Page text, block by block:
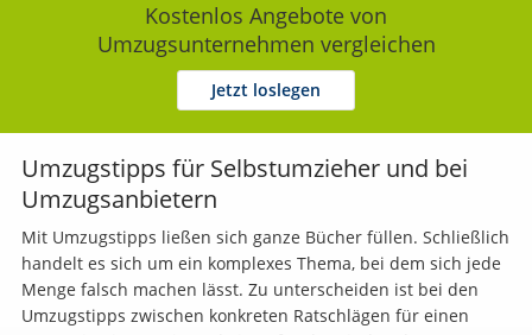
Kostenlos Angebote von
Umzugsunternehmen vergleichen
Jetzt loslegen
Umzugstipps für Selbstumzieher und bei
Umzugsanbietern
Mit Umzugstipps ließen sich ganze Bücher füllen. Schließlich
handelt es sich um ein komplexes Thema, bei dem sich jede
Menge falsch machen lässt. Zu unterscheiden ist bei den
Umzugstipps zwischen konkreten Ratschlägen für einen